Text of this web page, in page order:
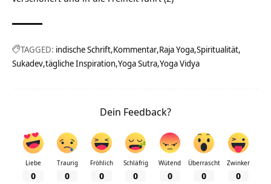
TAGGED: indische Schrift Kommentar Raja Yoga Spiritualität
Sukadev tägliche Inspiration Yoga Sutra Yoga Vidya
Dein Feedback?
Liebe
0
Traurig
0
Fröhlich
0
Schläfrig
0
Wütend
0
Überrascht
0
Zwinker
0